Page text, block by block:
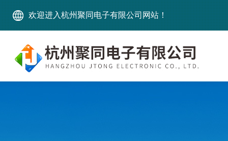
欢迎进入杭州聚同电子有限公司网站！